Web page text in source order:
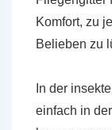
Komfort, zu
Belieben zu
In der
einfach in